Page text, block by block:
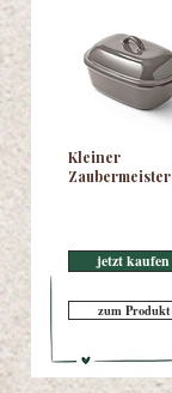
Kleiner
Zaubermeister
jetzt kaufen
zum Produkt